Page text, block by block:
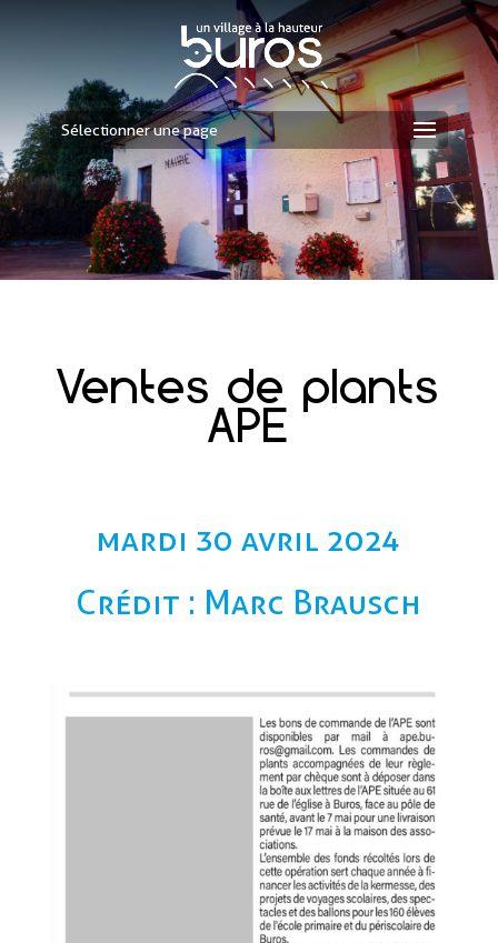
Sélectionner une page
Ventes de plants
APE
mardi 30 avril 2024
Crédit : Marc Brausch